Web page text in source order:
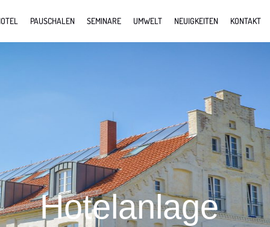
PAUSCHALEN SEMINARE UMWELT NEUIGKEITEN KONTAKT
Hotelanlage